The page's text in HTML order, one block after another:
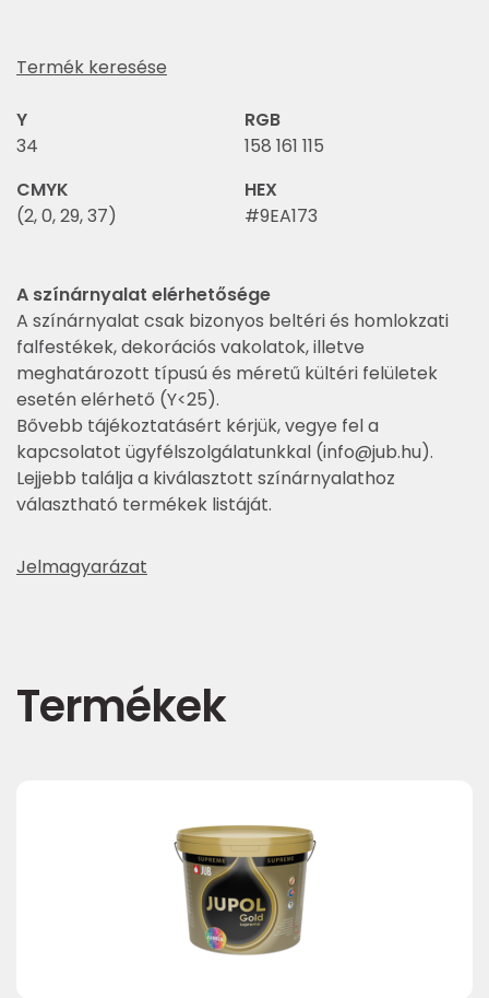
Termék keresése
Y
34
RGB
158 161 115
CMYK
(2, 0, 29, 37)
HEX
#9EA173
A színárnyalat elérhetősége
A színárnyalat csak bizonyos beltéri és homlokzati
falfestékek, dekorációs vakolatok, illetve
meghatározott típusú és méretű kültéri felületek
esetén elérhető (Y<25).
Bővebb tájékoztatásért kérjük, vegye fel a
kapcsolatot ügyfélszolgálatunkkal (info@jub.hu).
Lejjebb találja a kiválasztott színárnyalathoz
választható termékek listáját.
Jelmagyarázat
Termékek